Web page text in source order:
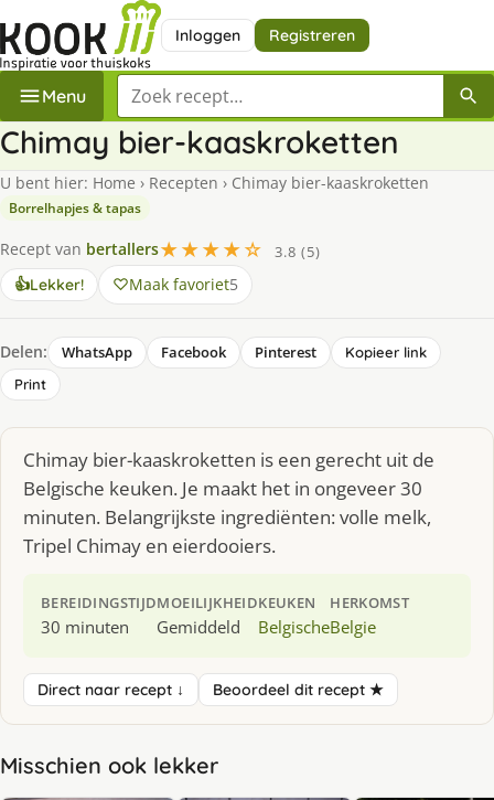
Inloggen Registreren
Menu Zoek een recept
Chimay bier-kaaskroketten
U bent hier: Home › Recepten › Chimay bier-kaaskroketten
Borrelhapjes & tapas
Recept van bertallers★★★★☆
3.8 (5)
👍Lekker! Maak favoriet5
Delen: WhatsApp Facebook Pinterest
Kopieer link
Print
Chimay bier-kaaskroketten is een gerecht uit de
Belgische keuken. Je maakt het in ongeveer 30
minuten. Belangrijkste ingrediënten: volle melk,
Tripel Chimay en eierdooiers.
BEREIDINGSTIJD
30 minuten
MOEILIJKHEID
Gemiddeld
KEUKEN
Belgische
HERKOMST
Belgie
Direct naar recept ↓ Beoordeel dit recept ★
Misschien ook lekker